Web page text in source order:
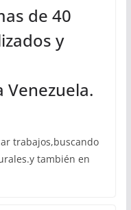
de 40
y
Venezuela.
trabajos,buscando
también en